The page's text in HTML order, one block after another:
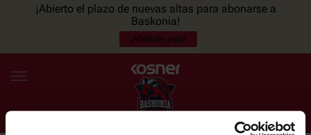
¡Abierto el plazo de nuevas altas para abonarse a
Baskonia!
¡Abónate aquí!